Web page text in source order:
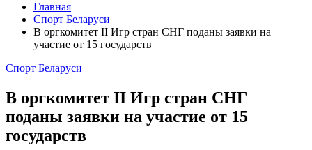
Главная
Спорт Беларуси
В оргкомитет II Игр стран СНГ поданы заявки на
участие от 15 государств
Спорт Беларуси
В оргкомитет II Игр стран СНГ
поданы заявки на участие от 15
государств